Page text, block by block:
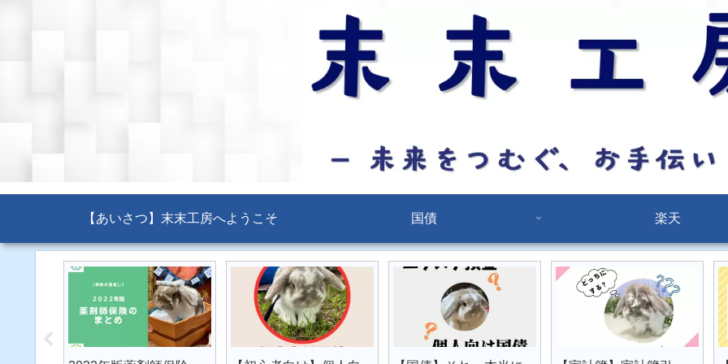
【あいさつ】末末工房へようこそ 国債 楽天